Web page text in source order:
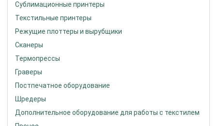
Сублимационные принтеры
Текстильные принтеры
Режущие плоттеры и вырубщики
Сканеры
Термопрессы
Граверы
Постпечатное оборудование
Шредеры
Дополнительное оборудование для работы с текстилем